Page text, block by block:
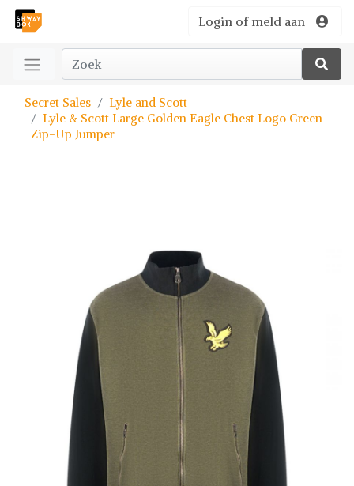
Login of meld aan
Secret Sales
Lyle and Scott
Lyle & Scott Large Golden Eagle Chest Logo Green
Zip-Up Jumper